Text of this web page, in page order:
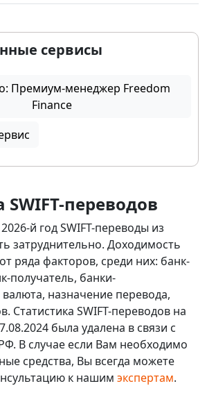
сервисы
Премиум-менеджер Freedom
Finance
SWIFT-переводов
й год SWIFT-переводы из
затруднительно. Доходимость
ряда факторов, среди них: банк-
получатель, банки-
назначение перевода,
Статистика SWIFT-переводов на
была удалена в связи с
В случае если Вам необходимо
средства, Вы всегда можете
к нашим экспертам.